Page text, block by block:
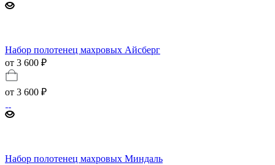
Набор полотенец махровых Айсберг
от 3 600 ₽
от 3 600 ₽
Набор полотенец махровых Миндаль